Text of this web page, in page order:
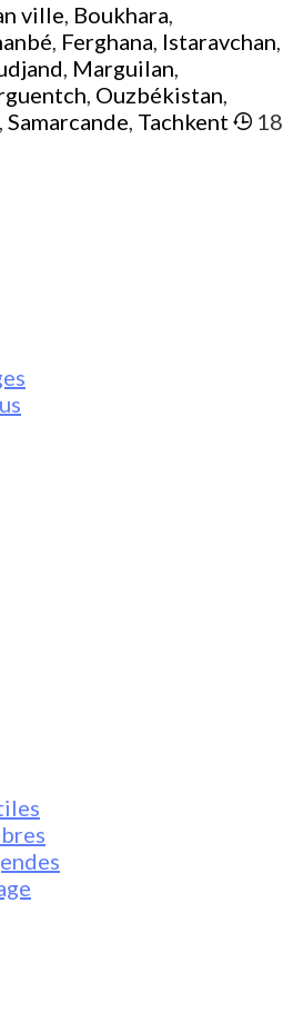
ville, Boukhara,
, Ferghana, Istaravchan,
, Marguilan,
, Ouzbékistan,
, Samarcande, Tachkent
18